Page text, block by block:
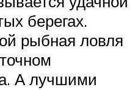
берегах.
рыбная ловля
А лучшими